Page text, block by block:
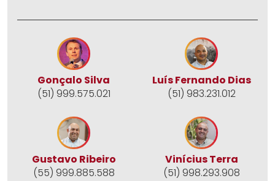
Gonçalo Silva
(51) 999.575.021
Luís Fernando Dias
(51) 983.231.012
Gustavo Ribeiro
(55) 999.885.588
Vinícius Terra
(51) 998.293.908